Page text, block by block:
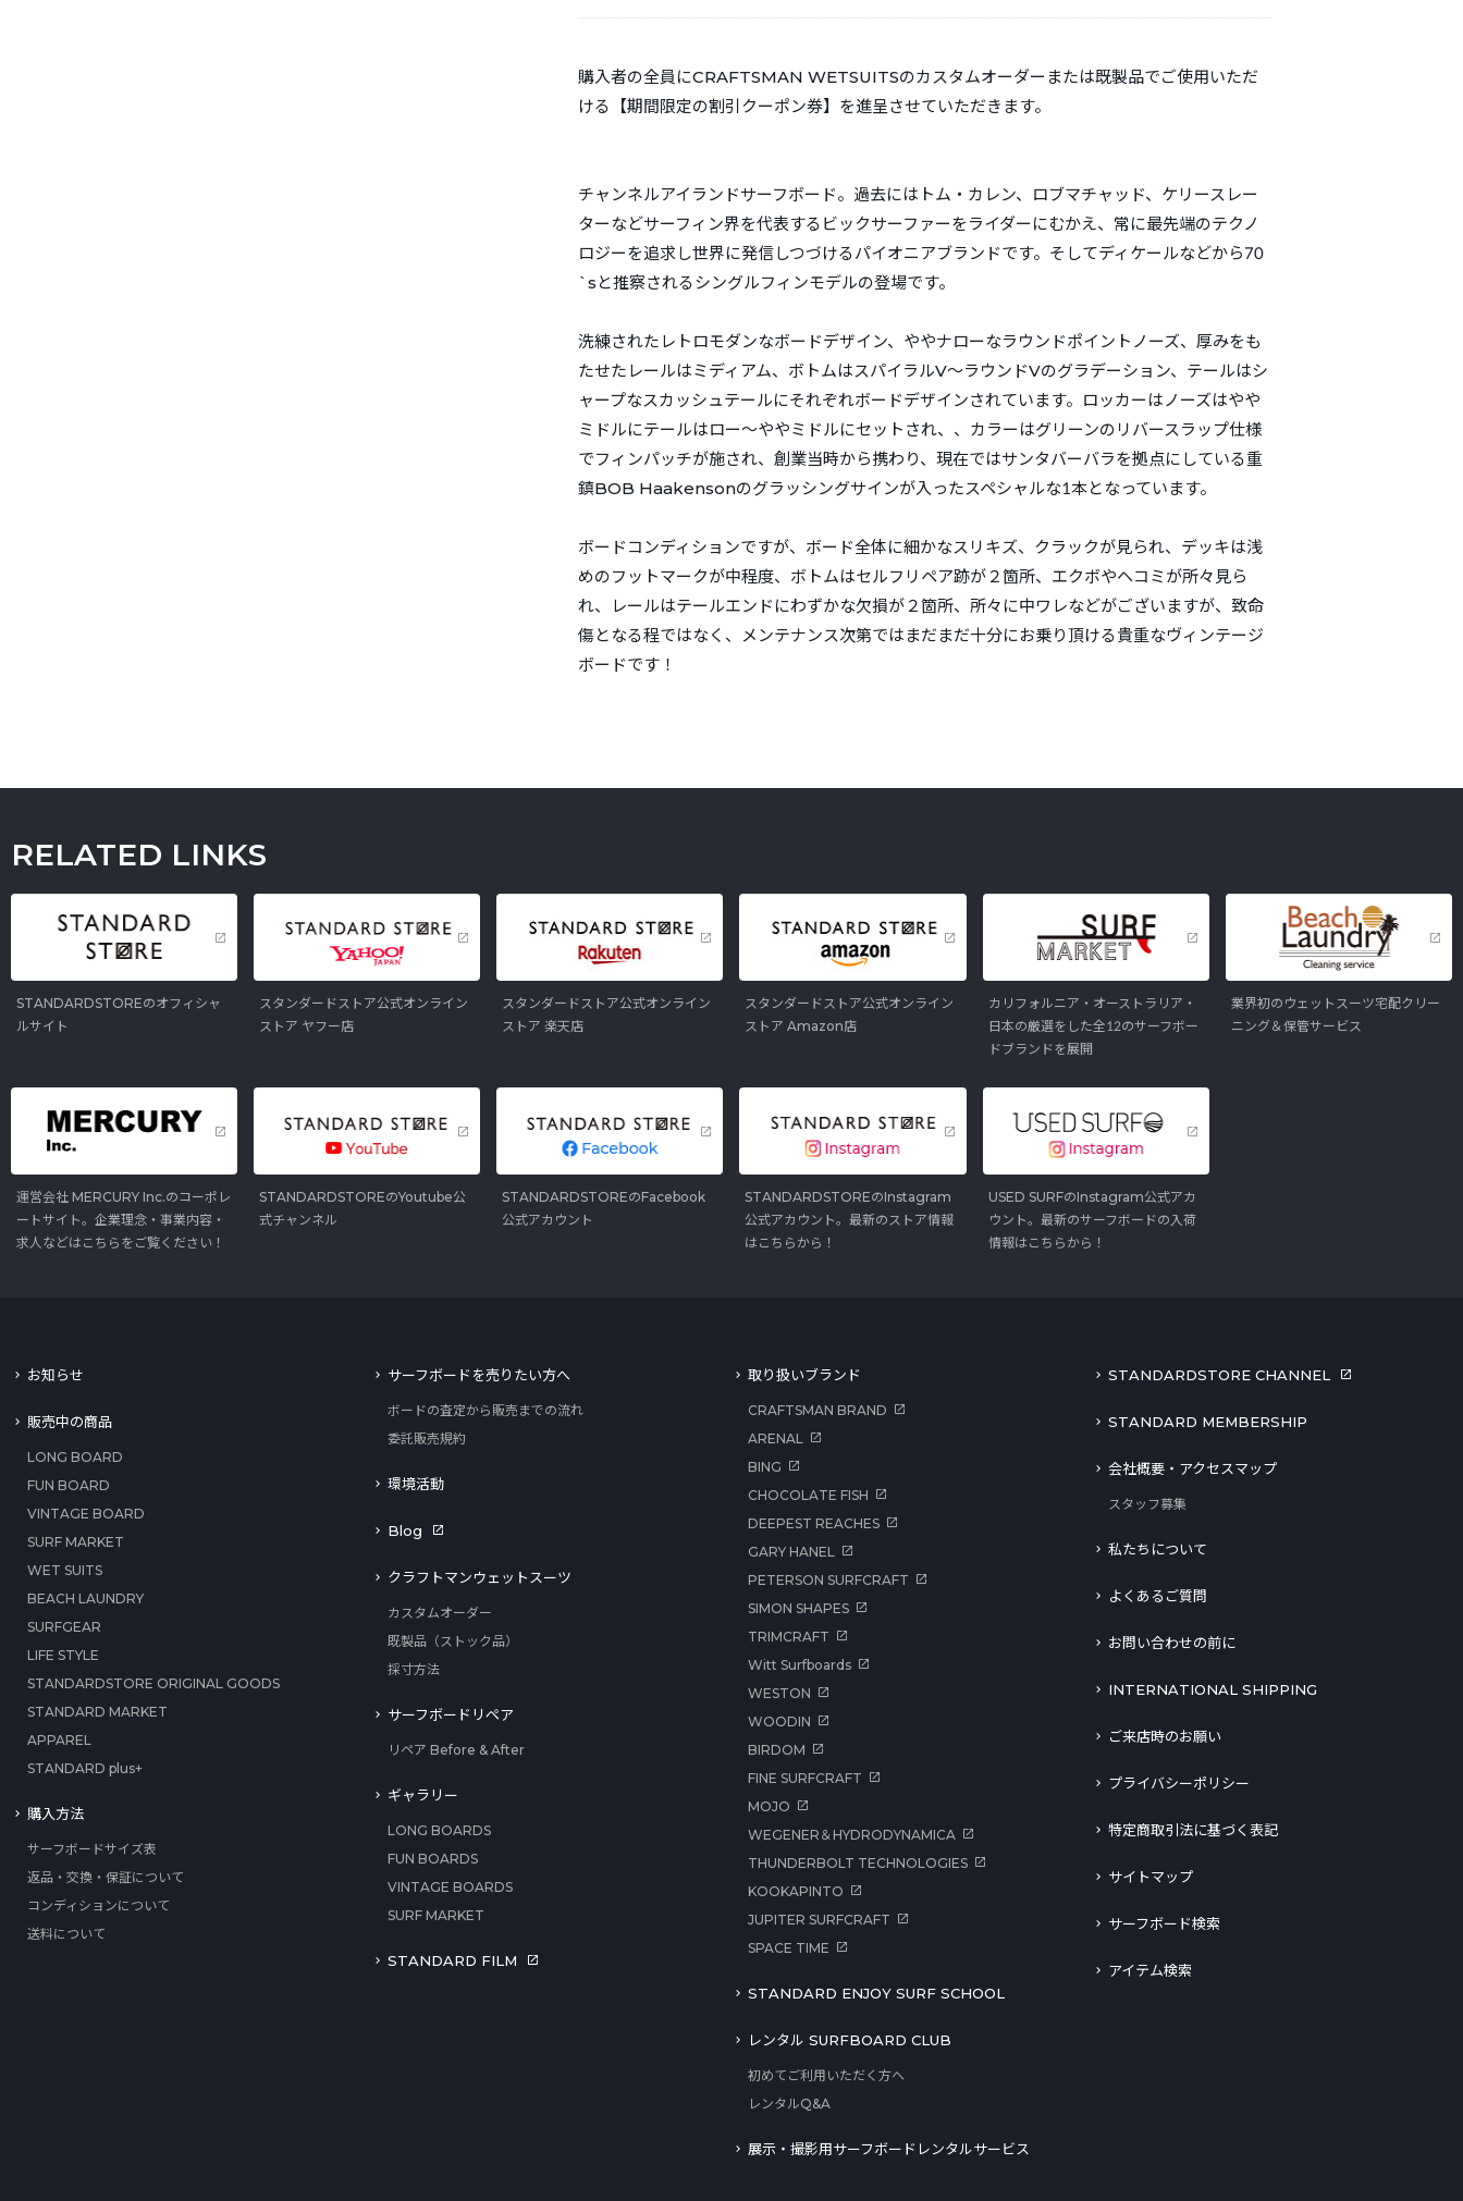
購入者の全員にCRAFTSMAN WETSUITSのカスタムオーダーまたは既製品でご使用いただ
ける【期間限定の割引クーポン券】を進呈させていただきます。
チャンネルアイランドサーフボード。過去にはトム・カレン、ロブマチャッド、ケリースレー
ターなどサーフィン界を代表するビックサーファーをライダーにむかえ、常に最先端のテクノ
ロジーを追求し世界に発信しつづけるパイオニアブランドです。そしてディケールなどから70
`sと推察されるシングルフィンモデルの登場です。
洗練されたレトロモダンなボードデザイン、ややナローなラウンドポイントノーズ、厚みをも
たせたレールはミディアム、ボトムはスパイラルV～ラウンドVのグラデーション、テールはシ
ャープなスカッシュテールにそれぞれボードデザインされています。ロッカーはノーズはやや
ミドルにテールはロー～ややミドルにセットされ、、カラーはグリーンのリバースラップ仕様
でフィンパッチが施され、創業当時から携わり、現在ではサンタバーバラを拠点にしている重
鎮BOB Haakensonのグラッシングサインが入ったスペシャルな1本となっています。
ボードコンディションですが、ボード全体に細かなスリキズ、クラックが見られ、デッキは浅
めのフットマークが中程度、ボトムはセルフリペア跡が２箇所、エクボやヘコミが所々見ら
れ、レールはテールエンドにわずかな欠損が２箇所、所々に中ワレなどがございますが、致命
傷となる程ではなく、メンテナンス次第ではまだまだ十分にお乗り頂ける貴重なヴィンテージ
ボードです！
RELATED LINKS
STANDARDSTOREのオフィシャ
ルサイト
スタンダードストア公式オンライン
ストア ヤフー店
スタンダードストア公式オンライン
ストア 楽天店
スタンダードストア公式オンライン
ストア Amazon店
カリフォルニア・オーストラリア・
日本の厳選をした全12のサーフボー
ドブランドを展開
業界初のウェットスーツ宅配クリー
ニング＆保管サービス
運営会社 MERCURY Inc.のコーポレ
ートサイト。企業理念・事業内容・
求人などはこちらをご覧ください！
STANDARDSTOREのYoutube公
式チャンネル
STANDARDSTOREのFacebook
公式アカウント
STANDARDSTOREのInstagram
公式アカウント。最新のストア情報
はこちらから！
USED SURFのInstagram公式アカ
ウント。最新のサーフボードの入荷
情報はこちらから！
お知らせ
販売中の商品
LONG BOARD
FUN BOARD
VINTAGE BOARD
SURF MARKET
WET SUITS
BEACH LAUNDRY
SURFGEAR
LIFE STYLE
STANDARDSTORE ORIGINAL GOODS
STANDARD MARKET
APPAREL
STANDARD plus+
購入方法
サーフボードサイズ表
返品・交換・保証について
コンディションについて
送料について
サーフボードを売りたい方へ
ボードの査定から販売までの流れ
委託販売規約
環境活動
Blog
クラフトマンウェットスーツ
カスタムオーダー
既製品（ストック品）
採寸方法
サーフボードリペア
リペア Before & After
ギャラリー
LONG BOARDS
FUN BOARDS
VINTAGE BOARDS
SURF MARKET
STANDARD FILM
取り扱いブランド
CRAFTSMAN BRAND
ARENAL
BING
CHOCOLATE FISH
DEEPEST REACHES
GARY HANEL
PETERSON SURFCRAFT
SIMON SHAPES
TRIMCRAFT
Witt Surfboards
WESTON
WOODIN
BIRDOM
FINE SURFCRAFT
MOJO
WEGENER＆HYDRODYNAMICA
THUNDERBOLT TECHNOLOGIES
KOOKAPINTO
JUPITER SURFCRAFT
SPACE TIME
STANDARD ENJOY SURF SCHOOL
レンタル SURFBOARD CLUB
初めてご利用いただく方へ
レンタルQ&A
展示・撮影用サーフボードレンタルサービス
STANDARDSTORE CHANNEL
STANDARD MEMBERSHIP
会社概要・アクセスマップ
スタッフ募集
私たちについて
よくあるご質問
お問い合わせの前に
INTERNATIONAL SHIPPING
ご来店時のお願い
プライバシーポリシー
特定商取引法に基づく表記
サイトマップ
サーフボード検索
アイテム検索